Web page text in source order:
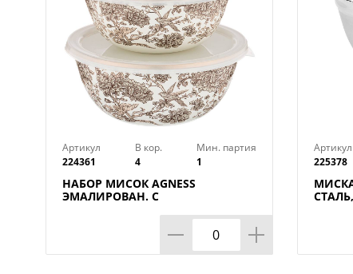
Артикул
224361
В кор.
4
Мин. партия
1
НАБОР МИСОК AGNESS
ЭМАЛИРОВАН. С
ROYAL GARDEN 6ПР. 14/16/18СМ,
Артикул
225378